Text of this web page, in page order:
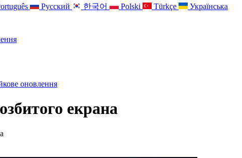
Русский 한국어 Polski Türkçe Українська
оновлення
екрана